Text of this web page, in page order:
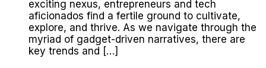
exciting nexus, entrepreneurs and tech
aficionados find a fertile ground to cultivate,
explore, and thrive. As we navigate through the
myriad of gadget-driven narratives, there are
key trends and […]